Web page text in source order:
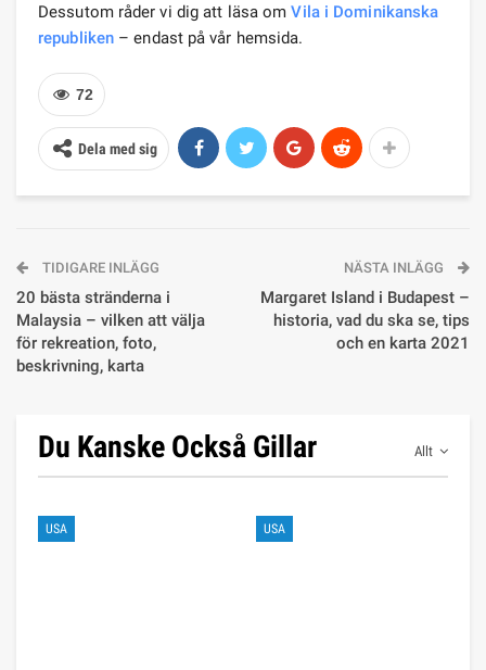
Dessutom råder vi dig att läsa omVila i Dominikanska
republiken – endast på vår hemsida.
72
Dela med sig
TIDIGARE INLÄGG
20 bästa stränderna i
Malaysia – vilken att välja
för rekreation, foto,
beskrivning, karta
NÄSTA INLÄGG
Margaret Island i Budapest –
historia, vad du ska se, tips
och en karta 2021
Allt
Du Kanske Också Gillar
USA USA